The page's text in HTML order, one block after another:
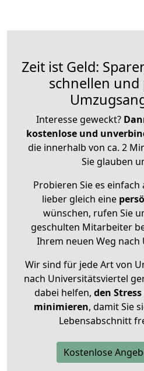
Zeit ist Geld:
schnellen und
Interesse geweckt?
kostenlose und
die innerhalb von ca. 2
Sie glauben
Probieren Sie es einfach
lieber gleich eine
wünschen, rufen Sie
geschulten Mitarbeiter
Ihrem neuen Weg
Wir sind für jede Art von
nach Universitätsviertel
dabei helfen, den
minimieren, damit Sie
Lebensabschnitt
Kostenlose